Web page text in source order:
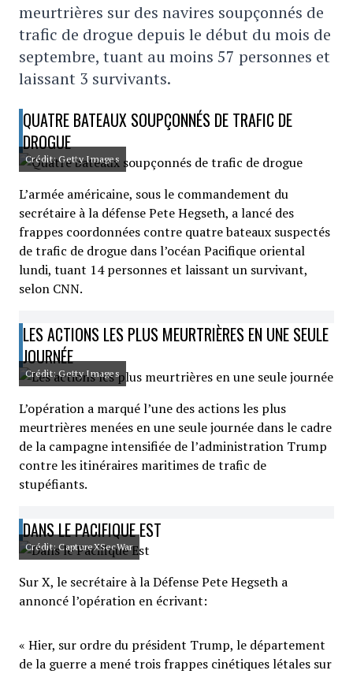
meurtrières sur des navires soupçonnés de
trafic de drogue depuis le début du mois de
septembre, tuant au moins 57 personnes et
laissant 3 survivants.
QUATRE BATEAUX SOUPÇONNÉS DE TRAFIC DE
DROGUE
Crédit: Getty Images
L’armée américaine, sous le commandement du
secrétaire à la défense Pete Hegseth, a lancé des
frappes coordonnées contre quatre bateaux suspectés
de trafic de drogue dans l’océan Pacifique oriental
lundi, tuant 14 personnes et laissant un survivant,
selon CNN.
LES ACTIONS LES PLUS MEURTRIÈRES EN UNE SEULE
JOURNÉE
Crédit: Getty Images
L’opération a marqué l’une des actions les plus
meurtrières menées en une seule journée dans le cadre
de la campagne intensifiée de l’administration Trump
contre les itinéraires maritimes de trafic de
stupéfiants.
DANS LE PACIFIQUE EST
Crédit: CaptureXSecWar
Sur X, le secrétaire à la Défense Pete Hegseth a
annoncé l’opération en écrivant:
« Hier, sur ordre du président Trump, le département
de la guerre a mené trois frappes cinétiques létales sur